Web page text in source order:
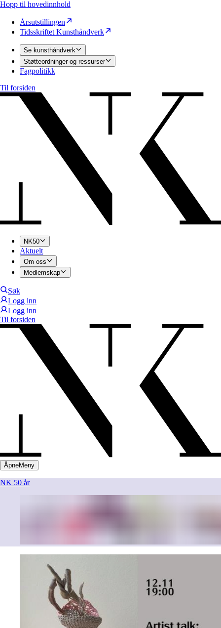
Hopp til hovedinnhold
Årsutstillingen
Tidsskriftet Kunsthåndverk
Se kunsthåndverk
Støtteordninger og ressurser
Fagpolitikk
Til forsiden
NK50
Aktuelt
Om oss
Medlemskap
Søk
Logg inn
Logg inn
Til forsiden
ÅpneMeny
NK 50 år